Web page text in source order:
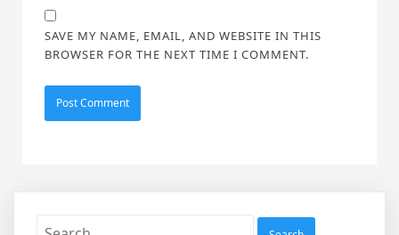
SAVE MY NAME, EMAIL, AND WEBSITE IN THIS
BROWSER FOR THE NEXT TIME I COMMENT.
Search